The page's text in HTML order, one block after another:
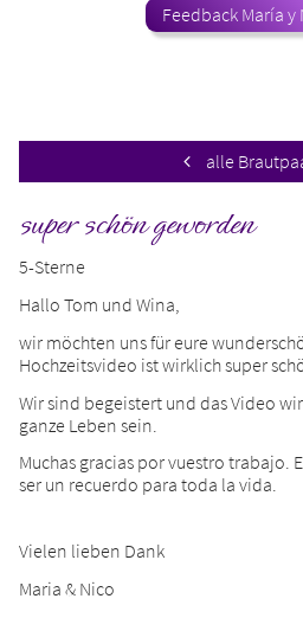
Feedback María y
alle
super schön geworden
5-Sterne
Hallo Tom und Wina,
wir möchten uns für eure
Hochzeitsvideo ist wirklich super
Wir sind begeistert und das Video
ganze Leben sein.
Muchas gracias por vuestro trabajo.
ser un recuerdo para toda la vida.
Vielen lieben Dank
Maria & Nico